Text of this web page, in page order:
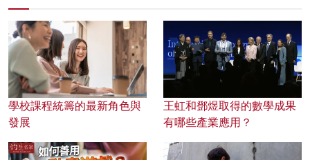
學校課程統籌的最新角色與
發展
王虹和鄧煜取得的數學成果
有哪些產業應用？